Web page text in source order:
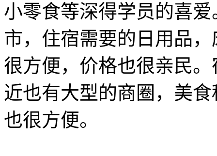
小零食等深得学员的喜
市，住宿需要的日用品
很方便，价格也很亲民
近也有大型的商圈，美
也很方便。